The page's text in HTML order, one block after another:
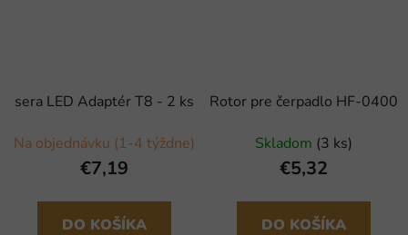
sera LED Adaptér T8 - 2 ks
Na objednávku (1-4 týždne)
€7,19
DO KOŠÍKA
Rotor pre čerpadlo HF-0400
Skladom (3 ks)
€5,32
DO KOŠÍKA